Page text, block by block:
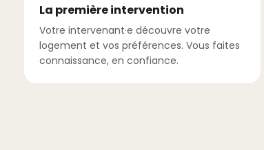
La première intervention
Votre intervenant·e découvre votre
logement et vos préférences. Vous faites
connaissance, en confiance.